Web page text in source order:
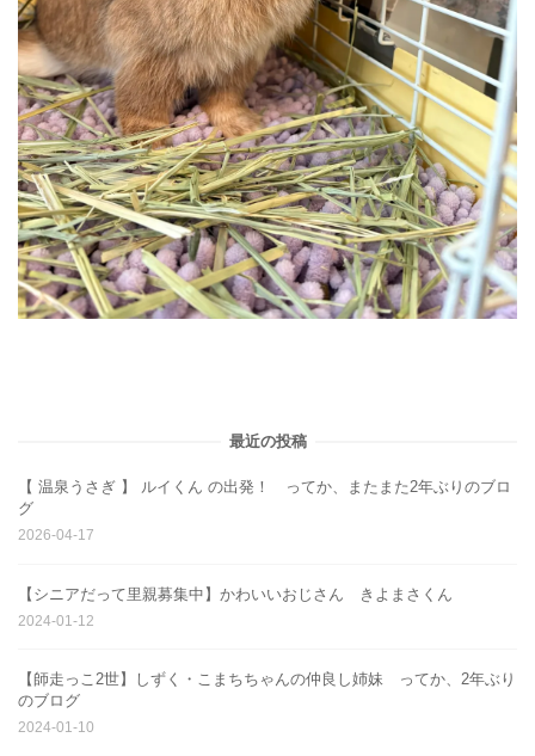
最近の投稿
【 温泉うさぎ 】 ルイくん の出発！ ってか、またまた2年ぶりのブロ
グ
2026-04-17
【シニアだって里親募集中】かわいいおじさん きよまさくん
2024-01-12
【師走っこ2世】しずく・こまちちゃんの仲良し姉妹 ってか、2年ぶり
のブログ
2024-01-10